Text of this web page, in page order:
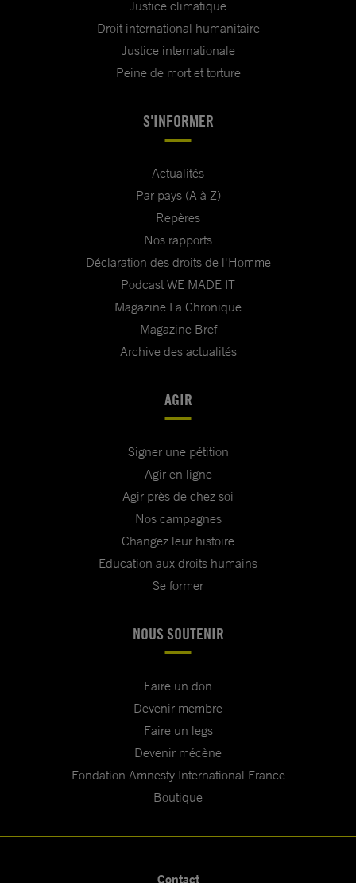
Justice climatique
Droit international humanitaire
Justice internationale
Peine de mort et torture
S'INFORMER
Actualités
Par pays (A à Z)
Repères
Nos rapports
Déclaration des droits de l'Homme
Podcast WE MADE IT
Magazine La Chronique
Magazine Bref
Archive des actualités
AGIR
Signer une pétition
Agir en ligne
Agir près de chez soi
Nos campagnes
Changez leur histoire
Education aux droits humains
Se former
NOUS SOUTENIR
Faire un don
Devenir membre
Faire un legs
Devenir mécène
Fondation Amnesty International France
Boutique
Contact